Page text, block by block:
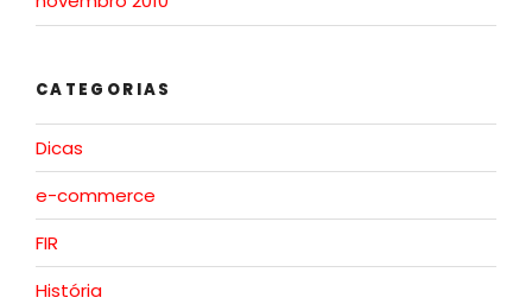
CATEGORIAS
Dicas
e-commerce
FIR
História